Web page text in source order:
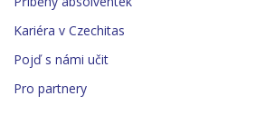
Kariéra v Czechitas
Pojď s námi učit
Pro partnery